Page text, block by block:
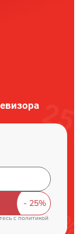
cполитикой